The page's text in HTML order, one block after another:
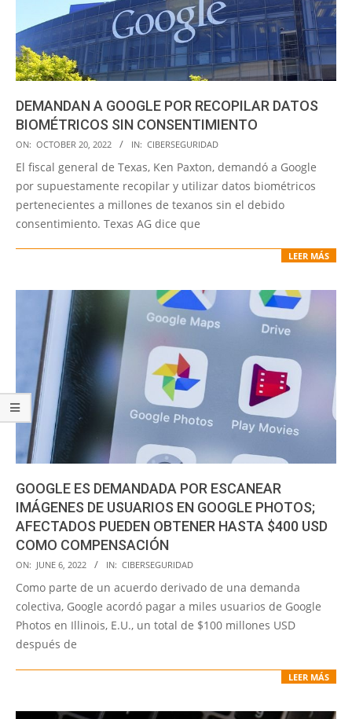
DEMANDAN A GOOGLE POR RECOPILAR DATOS
BIOMÉTRICOS SIN CONSENTIMIENTO
2022-
10-
ON: OCTOBER 20, 2022 IN: CIBERSEGURIDAD
El fiscal general de Texas, Ken Paxton, demandó a Google
por supuestamente recopilar y utilizar datos biométricos
pertenecientes a millones de texanos sin el debido
consentimiento. Texas AG dice que
LEER MÁS
GOOGLE ES DEMANDADA POR ESCANEAR
IMÁGENES DE USUARIOS EN GOOGLE PHOTOS;
AFECTADOS PUEDEN OBTENER HASTA $400 USD
COMO COMPENSACIÓN
2022-
06-
06
ON: JUNE 6, 2022 IN: CIBERSEGURIDAD
Como parte de un acuerdo derivado de una demanda
colectiva, Google acordó pagar a miles usuarios de Google
Photos en Illinois, E.U., un total de $100 millones USD
después de
LEER MÁS